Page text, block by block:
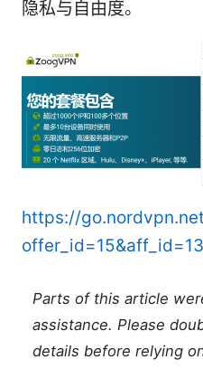
隐私与自由度。
https://
Parts of this article
assistance. Please
details before relying